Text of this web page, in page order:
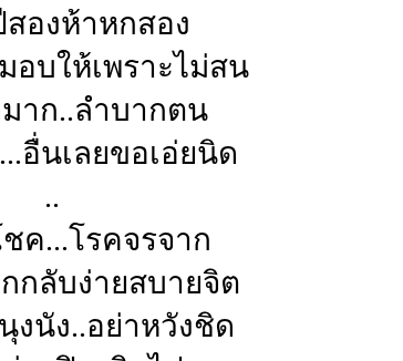
องห้าหกสอง
อบให้เพราะไม่สน
าก..ลำบากตน
อื่นเลยขอเอ่ยนิด
..
ค...โรคจรจาก
กลับง่ายสบายจิต
งนัง..อย่าหวังชิด